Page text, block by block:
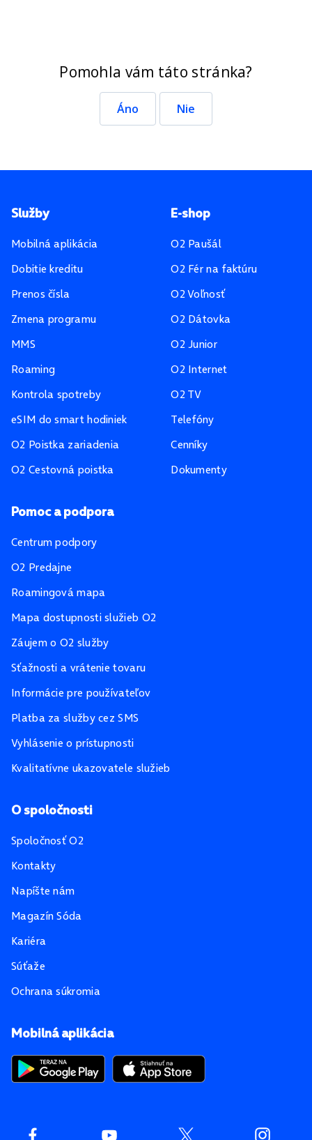
Pomohla vám táto stránka?
Áno Nie
Pätička stránky
Mobilná aplikácia
Služby
Mobilná aplikácia
Dobitie kreditu
Prenos čísla
Zmena programu
MMS
Roaming
Kontrola spotreby
eSIM do smart hodiniek
O2 Poistka zariadenia
O2 Cestovná poistka
E-shop
O2 Paušál
O2 Fér na faktúru
O2 Voľnosť
O2 Dátovka
O2 Junior
O2 Internet
O2 TV
Telefóny
Cenníky
Dokumenty
Pomoc a podpora
Centrum podpory
O2 Predajne
Roamingová mapa
Mapa dostupnosti služieb O2
Záujem o O2 služby
Sťažnosti a vrátenie tovaru
Informácie pre používateľov
Platba za služby cez SMS
Vyhlásenie o prístupnosti
Kvalitatívne ukazovatele služieb
O spoločnosti
Spoločnosť O2
Kontakty
Napíšte nám
Magazín Sóda
Kariéra
Súťaže
Ochrana súkromia